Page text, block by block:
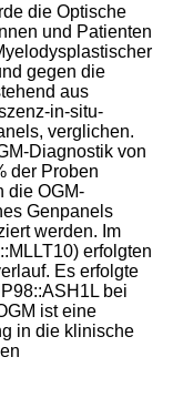
die Optische
und Patienten
gegen die
aus
in-situ-
verglichen.
Diagnostik von
der Proben
die OGM-
Genpanels
werden. Im
erfolgten
Es erfolgte
bei
ist eine
in die klinische